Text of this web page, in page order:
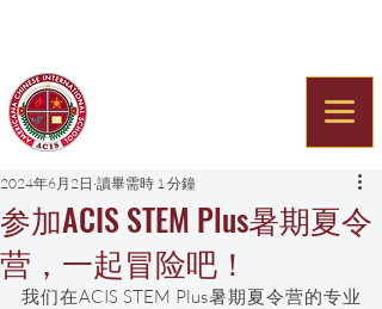
参加ACIS STEM Plus暑期夏令
营，一起冒险吧！
2024年6月2日 讀畢需時 1 分鐘
我们在ACIS STEM Plus暑期夏令营的专业